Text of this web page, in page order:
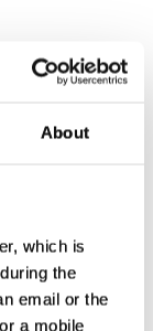
About
which is
the
email or the
a mobile
données, des
».